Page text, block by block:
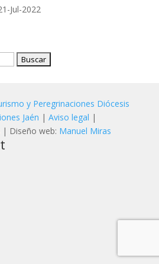
Jul-2022
y Peregrinaciones Diócesis
Jaén | Aviso legal |
| Diseño web: Manuel Miras